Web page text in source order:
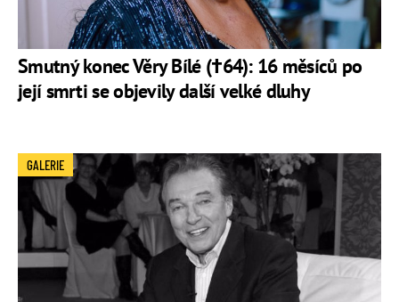
Smutný konec Věry Bílé (†64): 16 měsíců po
její smrti se objevily další velké dluhy
GALERIE